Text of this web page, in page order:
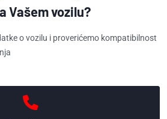
ROMEO)
ROMEO)
55192348 (FIAT)
Vašem vozilu?
o vozilu i proverićemo kompatibilnost